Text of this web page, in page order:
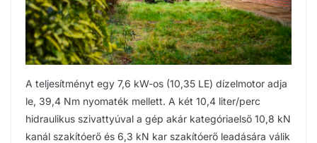
A teljesítményt egy 7,6 kW-os (10,35 LE) dízelmotor adja
le, 39,4 Nm nyomaték mellett. A két 10,4 liter/perc
hidraulikus szivattyúval a gép akár kategóriaelső 10,8 kN
kanál szakítóerő és 6,3 kN kar szakítóerő leadására válik